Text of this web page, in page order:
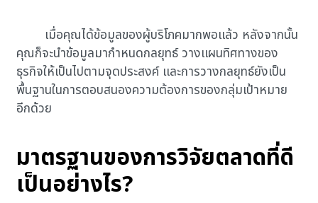
เมื่อคุณได้ข้อมูลของผู้บริโภคมากพอแล้ว หลังจากนั้น
คุณก็จะนำข้อมูลมากำหนดกลยุทธ์ วางแผนทิศทางของ
ธุรกิจให้เป็นไปตามจุดประสงค์ และการวางกลยุทธ์ยังเป็น
พื้นฐานในการตอบสนองความต้องการของกลุ่มเป้าหมาย
อีกด้วย
มาตรฐานของการวิจัยตลาดที่ดี
เป็นอย่างไร?